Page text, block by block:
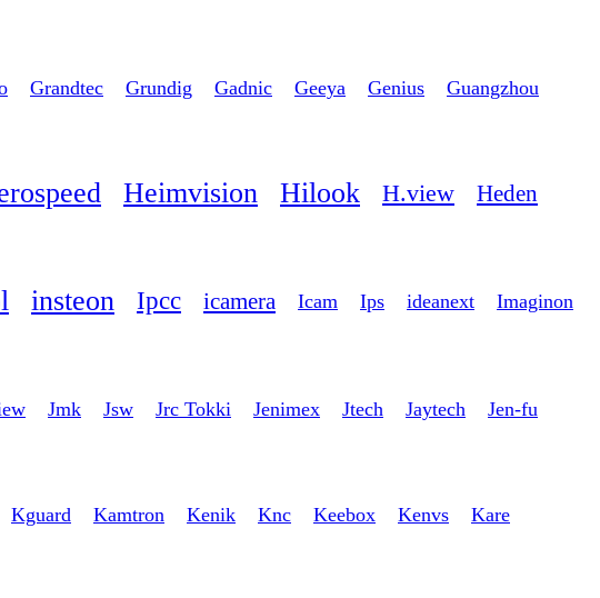
Grandtec Grundig Gadnic Geeya Genius Guangzhou
Heimvision Hilook H.view Heden
insteon Ipcc icamera Icam Ips ideanext Imaginon
Jmk Jsw Jrc Tokki Jenimex Jtech Jaytech Jen-fu
Kguard Kamtron Kenik Knc Keebox Kenvs Kare